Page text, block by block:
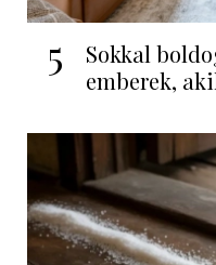
5
Sokkal
emberek,